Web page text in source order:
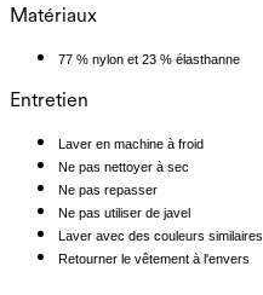
Matériaux
77 % nylon et 23 % élasthanne
Entretien
Laver en machine à froid
Ne pas nettoyer à sec
Ne pas repasser
Ne pas utiliser de javel
Laver avec des couleurs similaires
Retourner le vêtement à l'envers